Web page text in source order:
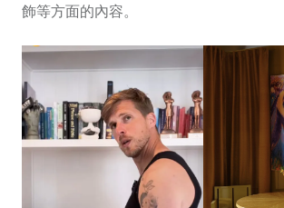
飾等方面的內容。